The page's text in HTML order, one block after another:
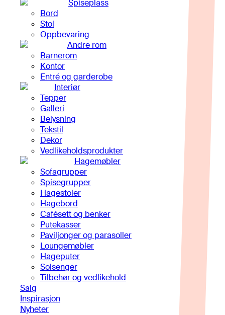
Spiseplass
Bord
Stol
Oppbevaring
Andre rom
Barnerom
Kontor
Entré og garderobe
Interiør
Tepper
Galleri
Belysning
Tekstil
Dekor
Vedlikeholdsprodukter
Hagemøbler
Sofagrupper
Spisegrupper
Hagestoler
Hagebord
Cafésett og benker
Putekasser
Paviljonger og parasoller
Loungemøbler
Hageputer
Solsenger
Tilbehør og vedlikehold
Salg
Inspirasjon
Nyheter